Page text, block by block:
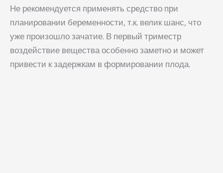
Не рекомендуется применять средство при
планировании беременности, т.к. велик шанс, что
уже произошло зачатие. В первый триместр
воздействие вещества особенно заметно и может
привести к задержкам в формировании плода.